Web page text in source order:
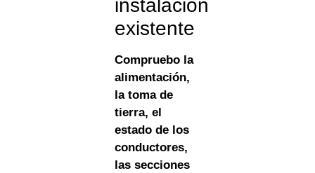
instalación
existente
Compruebo la
alimentación,
la toma de
tierra, el
estado de los
conductores,
las secciones